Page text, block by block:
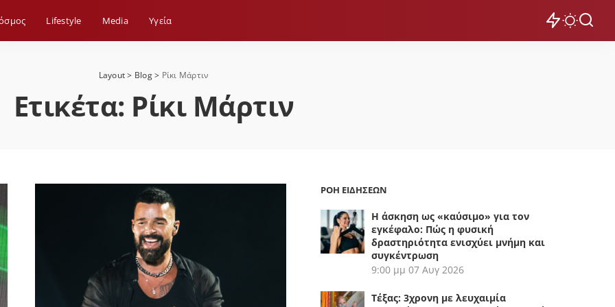
Lifestyle Media Yγεία
Layout> Blog> Ρίκι Μάρτιν
Ετικέτα: Ρίκι Μάρτιν
ΡΟΗ ΕΙΔΗΣΕΩΝ
Η άσκηση ως «καύσιμο» για τον
εγκέφαλο: Πώς η φυσική
δραστηριότητα ενισχύει μνήμη και
συγκέντρωση
9:00 μμ 07 Αυγ 2026
Τέξας: 3χρονη με λευχαιμία